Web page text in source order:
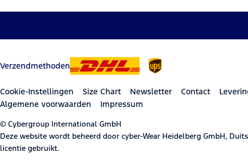
Verzendmethoden
Cookie-Instellingen Size Chart Newsletter Contact
Algemene voorwaarden
Impressum
© Cybergroup International GmbH
Deze website wordt beheerd door cyber-Wear Heidelberg GmbH,
licentie gebruikt.